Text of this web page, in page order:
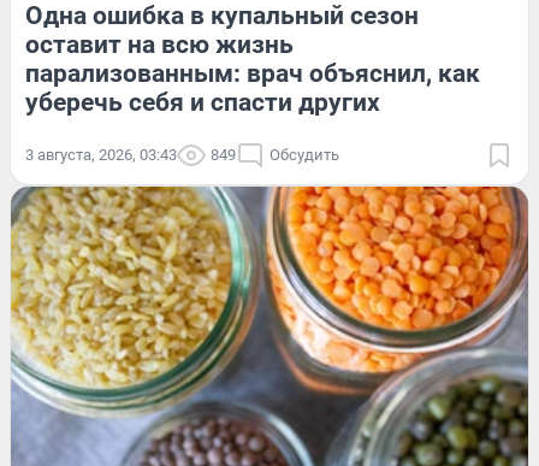
Одна ошибка в купальный сезон
оставит на всю жизнь
парализованным: врач объяснил, как
уберечь себя и спасти других
3 августа, 2026, 03:43 849 Обсудить